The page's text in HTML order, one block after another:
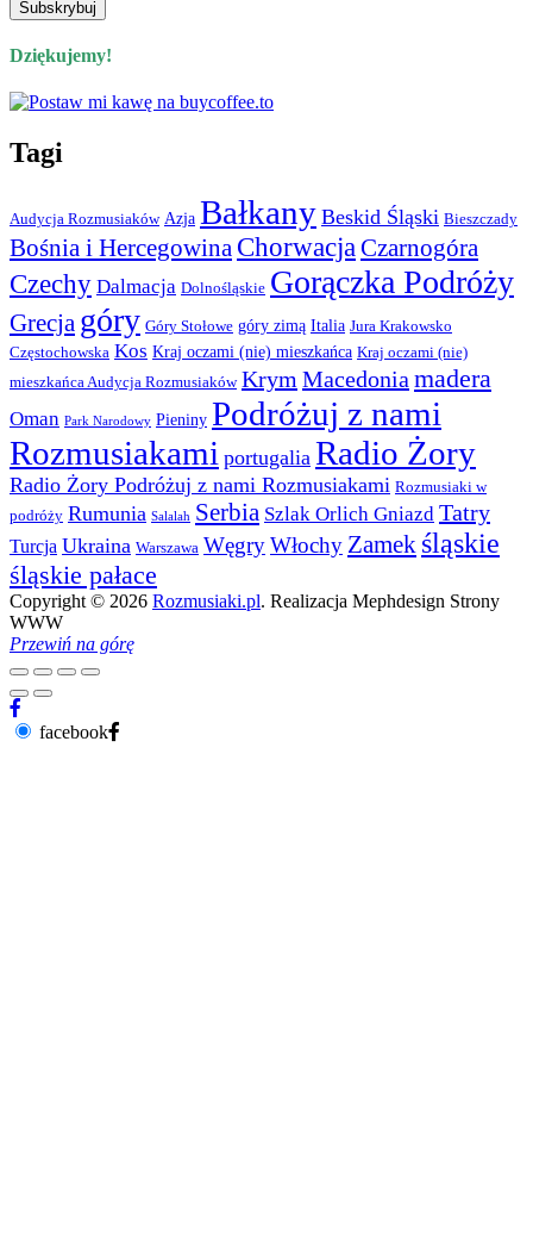
Dziękujemy!
Tagi
Audycja Rozmusiaków Azja Bałkany Beskid Śląski Bieszczady
Bośnia i Hercegowina ChorwacjaCzarnogóra
Czechy Dalmacja Dolnośląskie Gorączka Podróży
Grecja góry Góry Stołowe góry zimą Italia Jura Krakowsko
Częstochowska Kos Kraj oczami (nie) mieszkańca Kraj oczami (nie)
mieszkańca Audycja Rozmusiaków Krym Macedonia madera
Oman Park Narodowy Pieniny Podróżuj z nami
Rozmusiakami portugalia Radio Żory
Radio Żory Podróżuj z nami Rozmusiakami Rozmusiaki w
podróży Rumunia Salalah Serbia Szlak Orlich Gniazd Tatry
Turcja Ukraina Warszawa WęgryWłochy Zamek śląskie
śląskie pałace
Copyright © 2026 Rozmusiaki.pl. Realizacja Mephdesign Strony
WWW
Przewiń na górę
facebook